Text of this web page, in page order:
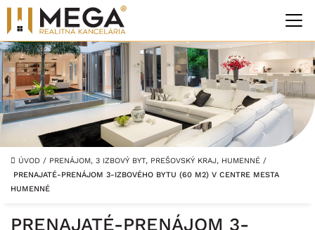
ÚVOD / PRENÁJOM, 3 IZBOVÝ BYT, PREŠOVSKÝ KRAJ, HUMENNÉ /
PRENAJATÉ-PRENÁJOM 3-IZBOVÉHO BYTU (60 M2) V CENTRE MESTA
HUMENNÉ
PRENAJATÉ-PRENÁJOM 3-